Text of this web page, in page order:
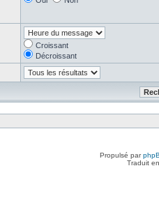
Croissant
Décroissant
Propulsé par
Traduit